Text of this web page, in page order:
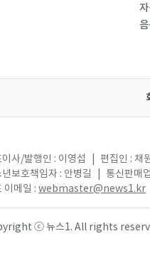
이사/발행인 : 이영섭 편집인 : 채
보호책임자 : 안병길
통신판매
이메일 : webmaster@news1.kr
ⓒ 뉴스1. All rights